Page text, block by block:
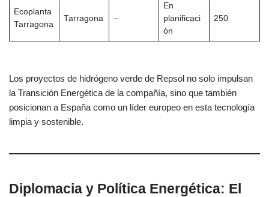
Ecoplanta
Tarragona
Tarragona –
En
planificaci
ón
250
Los proyectos de hidrógeno verde de Repsol no solo impulsan
la Transición Energética de la compañía, sino que también
posicionan a España como un líder europeo en esta tecnología
limpia y sostenible.
Diplomacia y Política Energética: El